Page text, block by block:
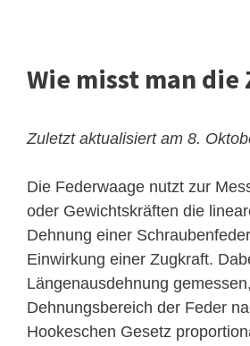
Wie misst man die
Zuletzt aktualisiert am 8.
Die Federwaage nutzt zur
oder Gewichtskräften die
Dehnung einer
Einwirkung einer Zugkraft.
Längenausdehnung
Dehnungsbereich der Feder
Hookeschen Gesetz